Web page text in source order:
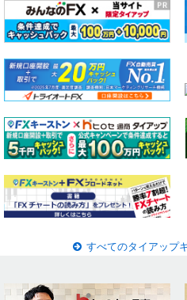
すべてのタイアップ